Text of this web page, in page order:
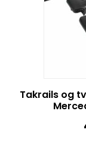
Takrails og